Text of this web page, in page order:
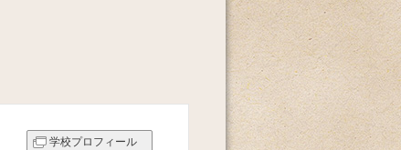
学校プロフィール